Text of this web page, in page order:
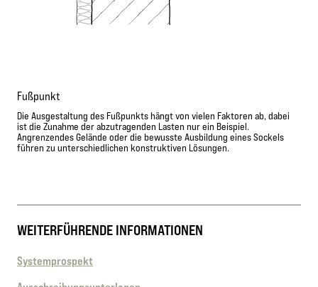
Fußpunkt
Die Ausgestaltung des Fußpunkts hängt von vielen Faktoren ab, dabei
ist die Zunahme der abzutragenden Lasten nur ein Beispiel.
Angrenzendes Gelände oder die bewusste Ausbildung eines Sockels
führen zu unterschiedlichen konstruktiven Lösungen.
WEITERFÜHRENDE INFORMATIONEN
Systemprospekt